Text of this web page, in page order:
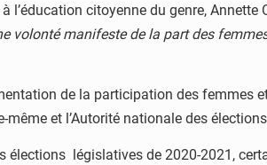
citoyenne du genre, Annette
volonté manifeste de la part des
de la participation des
et l’Autorité nationale des
législatives de 2020-2021,